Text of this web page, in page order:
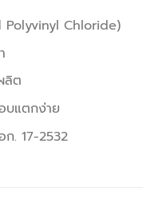
Polyvinyl Chloride)
ลิต
บแตกง่าย
. 17-2532